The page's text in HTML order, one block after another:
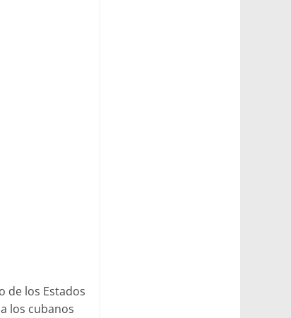
de los Estados
los cubanos